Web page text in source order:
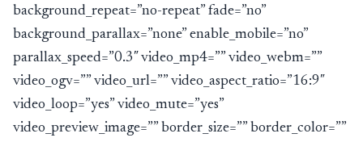
background_repeat=”no-repeat” fade=”no”
background_parallax=”none” enable_mobile=”no”
parallax_speed=”0.3″ video_mp4=”” video_webm=””
video_ogv=”” video_url=”” video_aspect_ratio=”16:9″
video_loop=”yes” video_mute=”yes”
video_preview_image=”” border_size=”” border_color=””